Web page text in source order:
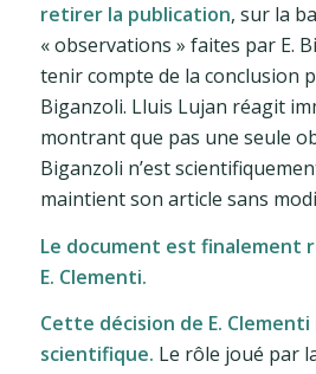
retirer la publication, sur la
« observations » faites par E.
tenir compte de la conclusion
Biganzoli. Lluis Lujan réagit
montrant que pas une seule
Biganzoli n’est
maintient son article sans
Le document est finalement
E. Clementi.
Cette décision de E. Clementi
scientifique. Le rôle joué par